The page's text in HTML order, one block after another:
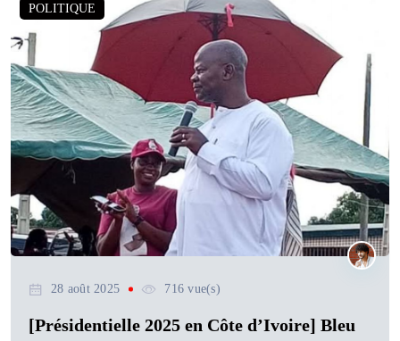
POLITIQUE
28 août 2025 716 vue(s)
[Présidentielle 2025 en Côte d’Ivoire] Bleu